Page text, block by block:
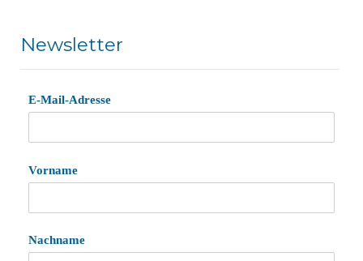
Newsletter
E-Mail-Adresse
Vorname
Nachname